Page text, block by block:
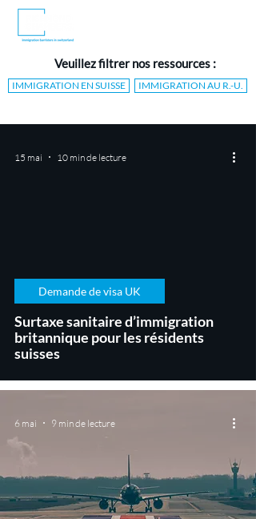
Veuillez filtrer nos ressources :
IMMIGRATION EN SUISSE IMMIGRATION AU R.-U.
Surtaxe sanitaire d’immigration
britannique pour les résidents
suisses
Demande de visa UK
15 mai 10 min de lecture
6 mai 9 min de lecture